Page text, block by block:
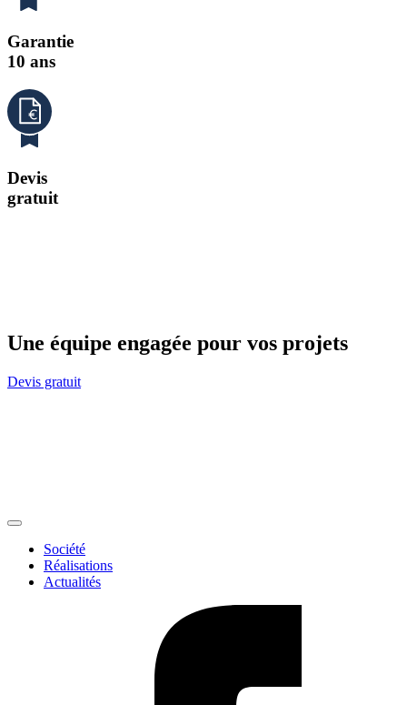
Garantie
10 ans
Devis
gratuit
Une équipe engagée pour vos projets
Devis gratuit
Société
Réalisations
Actualités